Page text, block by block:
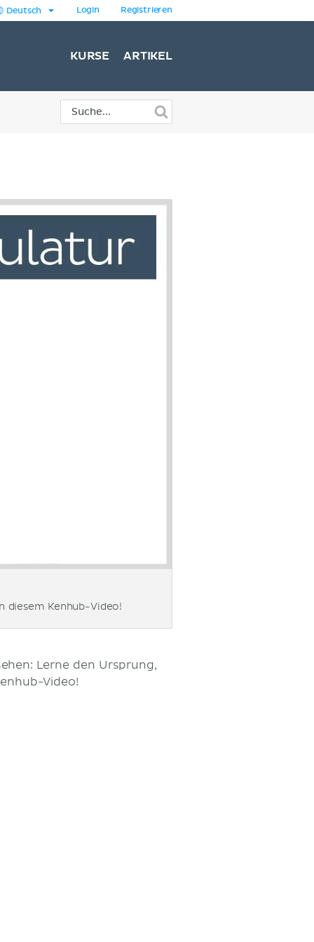
Deutsch Login Registrieren
KURSE ARTIKEL
diesem Kenhub-Video!
Lerne den Ursprung,
Video!